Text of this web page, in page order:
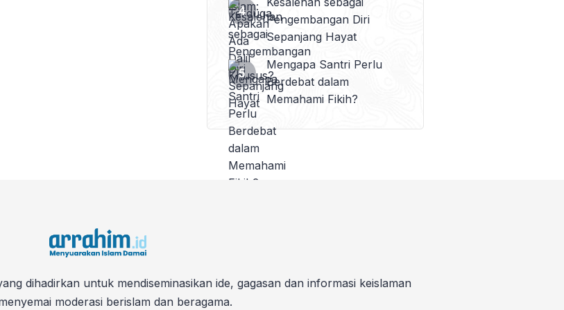
Pengembangan Diri
Sepanjang Hayat
Mengapa Santri Perlu
Berdebat dalam
Memahami Fikih?
dihadirkan untuk mendiseminasikan ide, gagasan dan informasi keislaman
moderasi berislam dan beragama.